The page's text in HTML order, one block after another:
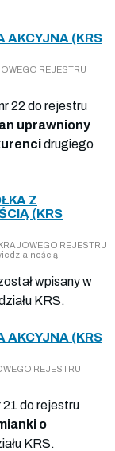
AKCYJNA (KRS
REJESTRU
22 do rejestru
uprawniony
drugiego
Z
(KRS
REJESTRU
wpisany w
KRS.
AKCYJNA (KRS
REJESTRU
21 do rejestru
o
KRS.